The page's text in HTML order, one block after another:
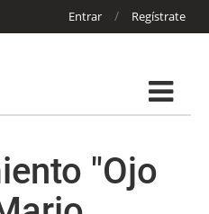
Entrar / Regístrate
"Ojo